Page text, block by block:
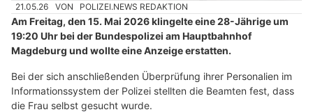
21.05.26 VON POLIZEI.NEWS REDAKTION
Am Freitag, den 15. Mai 2026 klingelte eine 28-Jährige um
19:20 Uhr bei der Bundespolizei am Hauptbahnhof
Magdeburg und wollte eine Anzeige erstatten.
Bei der sich anschließenden Überprüfung ihrer Personalien im
Informationssystem der Polizei stellten die Beamten fest, dass
die Frau selbst gesucht wurde.